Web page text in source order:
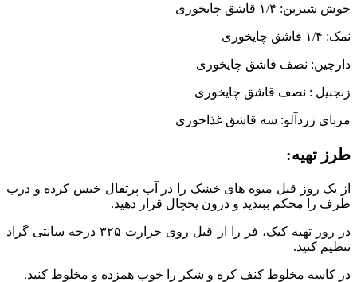
جوش شیرین: ۱/۴ قاشق چایخوری
نمک: ۱/۴ قاشق چایخوری
دارچین: نصف قاشق چایخوری
زنجبیل : نصف قاشق چایخوری
مربای زردآلو: سه قاشق غذاخوری
طرز تهیه:
از یک روز قبل میوه های خشک را در آب پرتقال خیس کرده و درب
ظرف را محکم ببندید و درون یخچال قرار دهید.
در روز تهیه کیک، فر را از قبل روی حرارت ۳۲۵ درجه سانتی گراد
تنظیم کنید.
در کاسه مخلوط کنف کره و شکر را خوب همزده و مخلوط کنید.